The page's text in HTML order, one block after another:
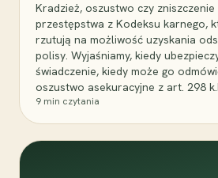
Kradzież, oszustwo czy
przestępstwa z Kodeksu karnego,
rzutują na możliwość uzyskania
polisy. Wyjaśniamy, kiedy
świadczenie, kiedy może go
oszustwo asekuracyjne z art. 298
9 min czytania